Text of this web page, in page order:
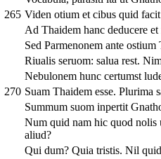
265 Viden otium et cibus quid facit
Ad Thaidem hanc deducere
Sed Parmenonem ante
Riualis seruom: salua rest.
Nebulonem hunc certumst
270 Suam Thaidem esse. Plurima
Summum suom inpertit
Num quid nam hic quod nolis
aliud?
Qui dum? Quia tristis. Nil